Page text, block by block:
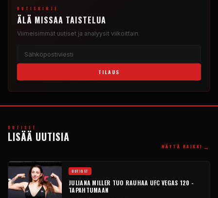
UUTISKIRJE
ÄLÄ MISSAA TAISTELUA
Viimeisimmät uutiset ja analyysit viikoittain.
TILAUS
UUTISET
LISÄÄ UUTISIA
NÄYTÄ KAIKKI →
UUTISET
JULIANA MILLER TUO RAUHAA UFC VEGAS 120 -
TAPAHTUMAAN